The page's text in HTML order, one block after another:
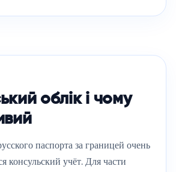
облік і чому
паспорта за границей очень
консульский учёт. Для части